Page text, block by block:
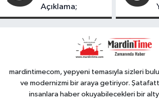
Açıklama;
mardintimecom, yepyeni temasıyla sizleri
ve modernizmi bir araya getiriyor.
insanlara haber okuyabilecekleri bir